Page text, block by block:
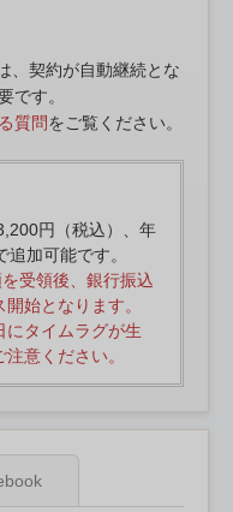
、契約が自動継続とな
です。
質問をご覧ください。
円（税込）、年
加可能です。
受領後、銀行振込
始となります。
にタイムラグが生
意ください。